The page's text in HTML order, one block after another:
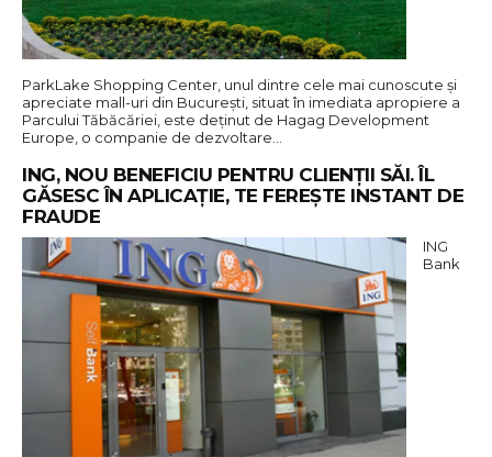
ParkLake Shopping Center, unul dintre cele mai cunoscute și
apreciate mall-uri din București, situat în imediata apropiere a
Parcului Tăbăcăriei, este deținut de Hagag Development
Europe, o companie de dezvoltare…
ING, NOU BENEFICIU PENTRU CLIENȚII SĂI. ÎL
GĂSESC ÎN APLICAȚIE, TE FEREȘTE INSTANT DE
FRAUDE
ING
Bank